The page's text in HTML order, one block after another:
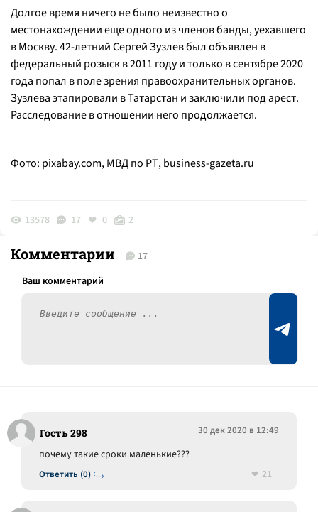
Долгое время ничего не было неизвестно о
местонахождении еще одного из членов банды, уехавшего
в Москву. 42-летний Сергей Зузлев был объявлен в
федеральный розыск в 2011 году и только в сентябре 2020
года попал в поле зрения правоохранительных органов.
Зузлева этапировали в Татарстан и заключили под арест.
Расследование в отношении него продолжается.
Фото: pixabay.com, МВД по РТ,business-gazeta.ru
13578 17 0 2
Комментарии 17
Гость 298 30 дек 2020 в 12:49
Ответить (0)
почему такие сроки маленькие???
21